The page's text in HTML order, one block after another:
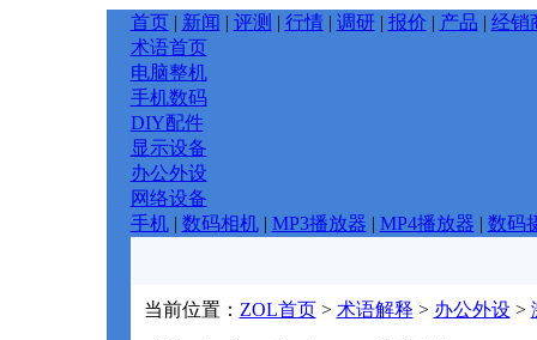
首页| 新闻 | 评测 | 行情| 调研 | 报价 | 产品 | 经销
术语首页
电脑整机
手机数码
DIY配件
显示设备
办公外设
网络设备
手机| 数码相机| MP3播放器 | MP4播放器 | 数码
当前位置： ZOL首页> 术语解释 > 办公外设>